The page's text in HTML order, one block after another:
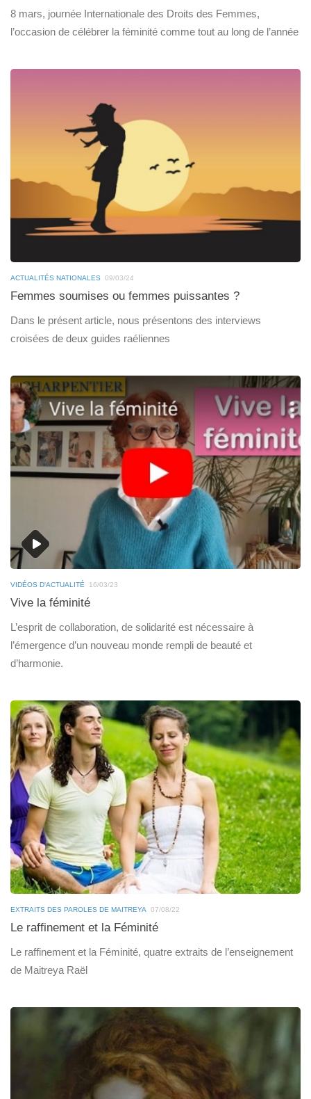
8 mars, journée Internationale des Droits des Femmes,
l’occasion de célébrer la féminité comme tout au long de l’année
ACTUALITÉS NATIONALES 09/03/24
Femmes soumises ou femmes puissantes ?
Dans le présent article, nous présentons des interviews
croisées de deux guides raéliennes
VIDÉOS D'ACTUALITÉ 16/03/23
Vive la féminité
L’esprit de collaboration, de solidarité est nécessaire à
l’émergence d’un nouveau monde rempli de beauté et
d’harmonie.
EXTRAITS DES PAROLES DE MAITREYA 07/08/22
Le raffinement et la Féminité
Le raffinement et la Féminité, quatre extraits de l’enseignement
de Maitreya Raël